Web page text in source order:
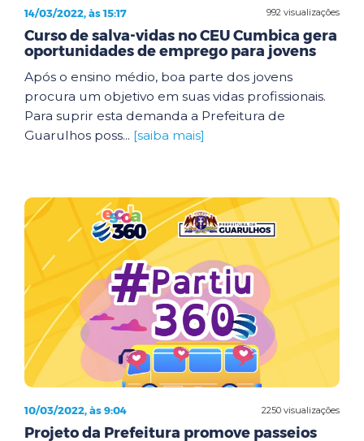
992 visualizações
14/03/2022, às 15:17
Curso de salva-vidas no CEU Cumbica gera
oportunidades de emprego para jovens
Após o ensino médio, boa parte dos jovens
procura um objetivo em suas vidas profissionais.
Para suprir esta demanda a Prefeitura de
Guarulhos poss... [saiba mais]
2250 visualizações
10/03/2022, às 9:04
Projeto da Prefeitura promove passeios